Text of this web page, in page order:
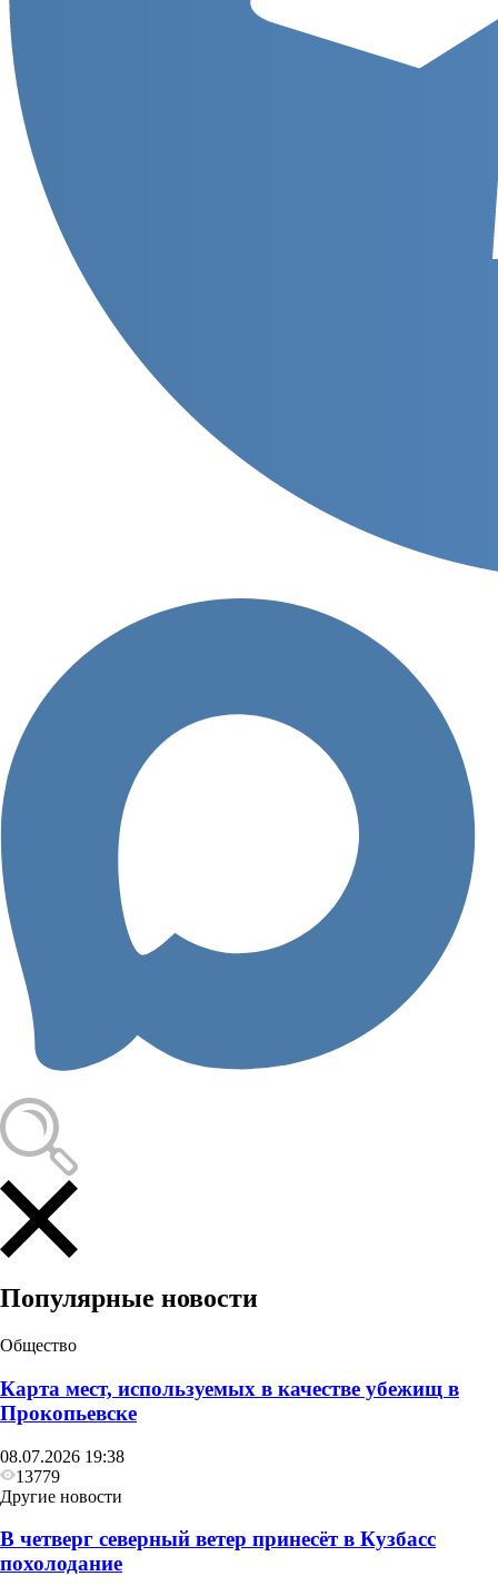
Происшествия
Жительница Кузбасса одним ударом ножа убила
своего мужа
Популярные новости
Общество
Карта мест, используемых в качестве убежищ в
Прокопьевске
08.07.2026 19:38
13779
Другие новости
В четверг северный ветер принесёт в Кузбасс
похолодание